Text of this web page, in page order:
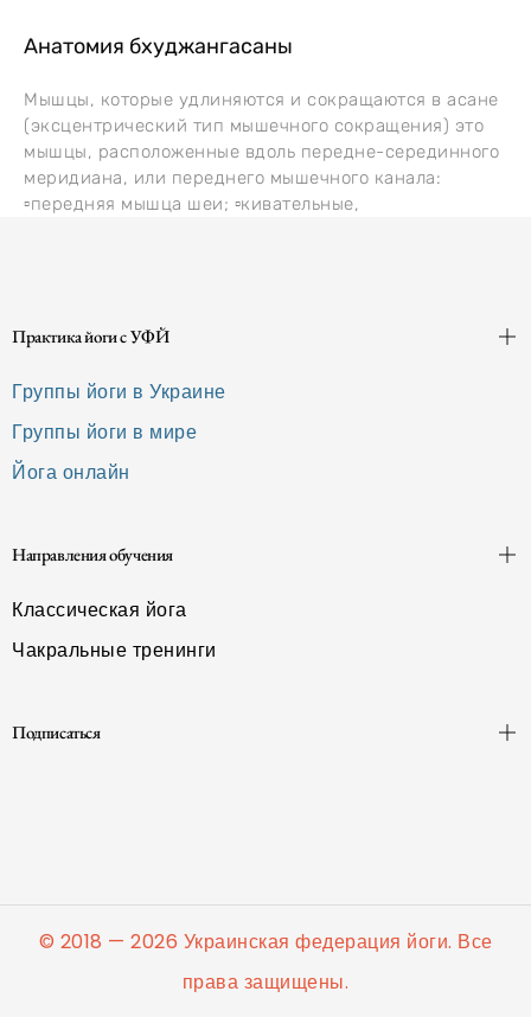
Анатомия бхуджангасаны
Мышцы, которые удлиняются и сокращаются в асане
(эксцентрический тип мышечного сокращения) это
мышцы, расположенные вдоль передне-серединного
меридиана, или переднего мышечного канала:
▫️передняя мышца шеи; ▫️кивательные,
Практика йоги с УФЙ
Группы йоги в Украине
Группы йоги в мире
Йога онлайн
Направления обучения
Классическая йога
Чакральные тренинги
Подписаться
© 2018 — 2026 Украинская федерация йоги. Все
права защищены.